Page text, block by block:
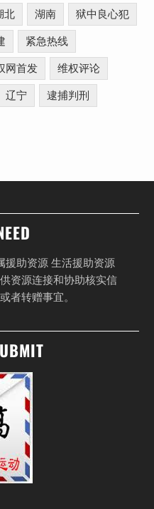
北 湖南 狱中良心犯
紧急热线
网首发 维权评论
辽宁 逮捕判刑
援助资源 生活援助资源
资源连接和协助核实信
者转赠事宜。